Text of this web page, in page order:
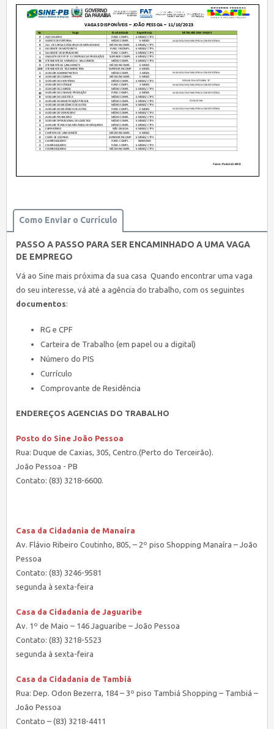
Como Enviar o Currículo
PASSO A PASSO PARA SER ENCAMINHADO A UMA VAGA
DE EMPREGO
Vá ao Sine mais próxima da sua casa Quando encontrar uma vaga
do seu interesse, vá até a agência do trabalho, com os seguintes
documentos:
RG e CPF
Carteira de Trabalho (em papel ou a digital)
Número do PIS
Currículo
Comprovante de Residência
ENDEREÇOS AGENCIAS DO TRABALHO
Posto do Sine João Pessoa
Rua: Duque de Caxias, 305, Centro.(Perto do Terceirão).
João Pessoa - PB
Contato: (83) 3218-6600.
Casa da Cidadania de Manaíra
Av. Flávio Ribeiro Coutinho, 805, – 2º piso Shopping Manaíra – João
Pessoa
Contato: (83) 3246-9581
segunda à sexta-feira
Casa da Cidadania de Jaguaribe
Av. 1º de Maio – 146 Jaguaribe – João Pessoa
Contato: (83) 3218-5523
segunda à sexta-feira
Casa da Cidadania de Tambiá
Rua: Dep. Odon Bezerra, 184 – 3º piso Tambiá Shopping – Tambiá –
João Pessoa
Contato – (83) 3218-4411